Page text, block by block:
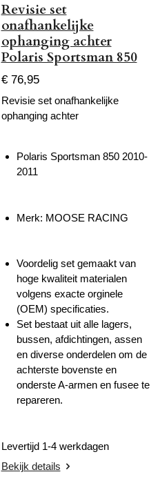
Revisie set
onafhankelijke
ophanging achter
Polaris Sportsman 850
€ 76,95
Revisie set onafhankelijke
ophanging achter
Polaris Sportsman 850 2010-
2011
Merk: MOOSE RACING
Voordelig set gemaakt van
hoge kwaliteit materialen
volgens exacte orginele
(OEM) specificaties.
Set bestaat uit alle lagers,
bussen, afdichtingen, assen
en diverse onderdelen om de
achterste bovenste en
onderste A-armen en fusee te
repareren.
Levertijd 1-4 werkdagen
Bekijk details